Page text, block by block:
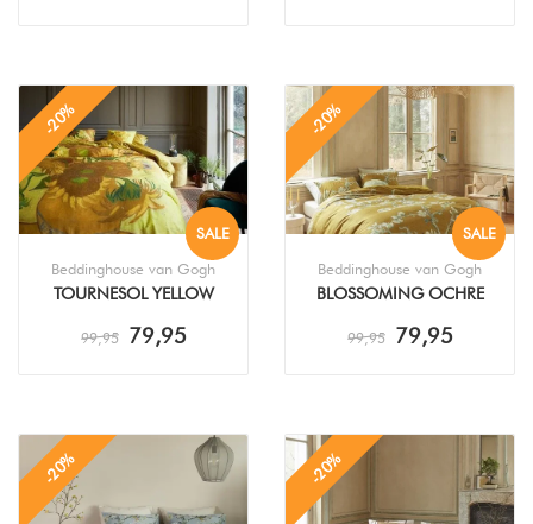
SALE
-20%
Beddinghouse van Gogh
TOURNESOL YELLOW
99,95 79,95
SALE
-20%
Beddinghouse van Gogh
BLOSSOMING OCHRE
99,95 79,95
-20% -20%